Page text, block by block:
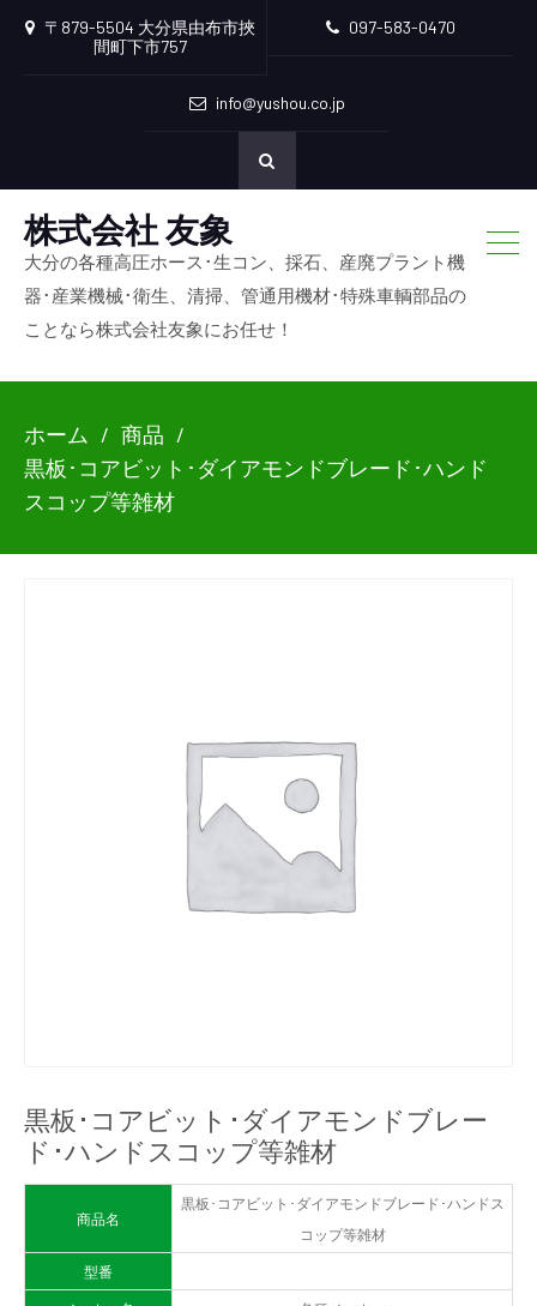
〒879-5504 大分県由布市挾
間町下市757
097-583-0470
info@yushou.co.jp
株式会社 友象
大分の各種高圧ホース･生コン、採石、産廃プラント機
器･産業機械･衛生、清掃、管通用機材･特殊車輌部品の
ことなら株式会社友象にお任せ！
ホーム
商品
黒板･コアビット･ダイアモンドブレード･ハンド
スコップ等雑材
黒板･コアビット･ダイアモンドブレー
ド･ハンドスコップ等雑材
商品名
黒板･コアビット･ダイアモンドブレード･ハンドス
コップ等雑材
型番